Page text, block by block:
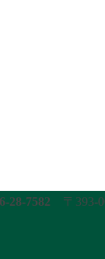
28-7582 〒393-